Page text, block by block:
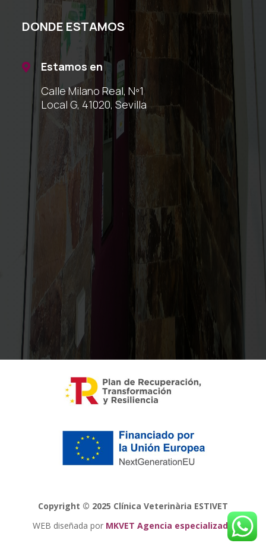
DONDE ESTAMOS

Estamos en
Calle Milano Real, Nº1
Local G, 41020, Sevilla
Copyright © 2025 Clínica Veterinària ESTIVET
WEB diseñada por MKVET Agencia especializada